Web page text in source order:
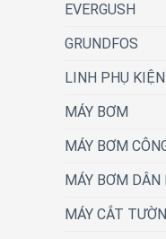
EVERGUSH
GRUNDFOS
LINH PHỤ KIỆN
MÁY BƠM
MÁY BƠM
MÁY BƠM DÂN
MÁY CẮT